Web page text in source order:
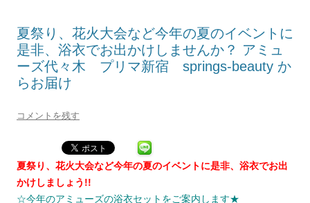
夏祭り、花火大会など今年の夏のイベントに
是非、浴衣でお出かけしませんか？ アミュ
ーズ代々木 プリマ新宿 springs-beauty か
らお届け
コメントを残す
夏祭り、花火大会など今年の夏のイベントに是非、浴衣でお出
かけしましょう!!
☆今年のアミューズの浴衣セットをご案内します★